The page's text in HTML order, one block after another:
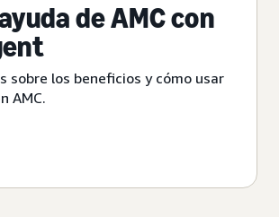
de AMC con
sobre los beneficios y cómo usar
AMC.